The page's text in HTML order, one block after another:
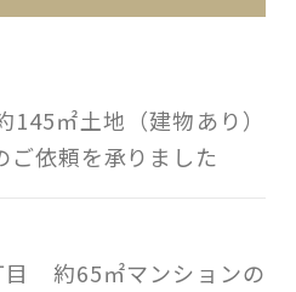
㎡土地（建物あり）
ご依頼を承りました
目 約65㎡マンションの